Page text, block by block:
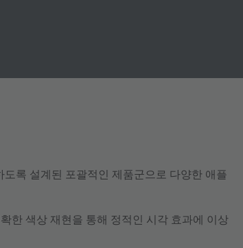
록 설계된 포괄적인 제품군으로 다양한 애플
한 색상 재현을 통해 정적인 시각 효과에 이상